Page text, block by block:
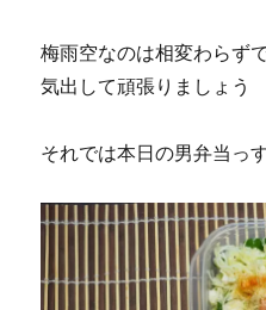
梅雨空なのは相変わらず
気出して頑張りましょう
それでは本日の男弁当っ